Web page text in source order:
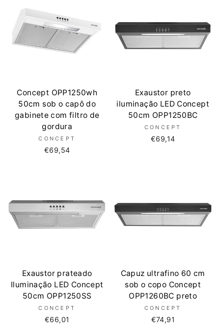
Concept OPP1250wh
50cm sob o capô do
gabinete com filtro de
gordura
CONCEPT
€69,54
Exaustor preto
iluminação LED Concept
50cm OPP1250BC
CONCEPT
€69,14
Exaustor prateado
Iluminação LED Concept
50cm OPP1250SS
CONCEPT
€66,01
Capuz ultrafino 60 cm
sob o copo Concept
OPP1260BC preto
CONCEPT
€74,91